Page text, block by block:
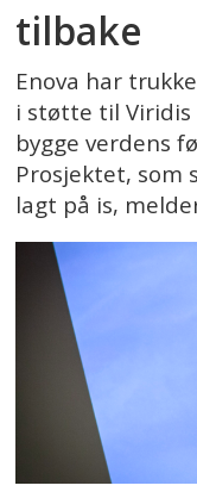
tilbake
Enova har
i støtte til Viridis
bygge verdens
Prosjektet, som
lagt på is,